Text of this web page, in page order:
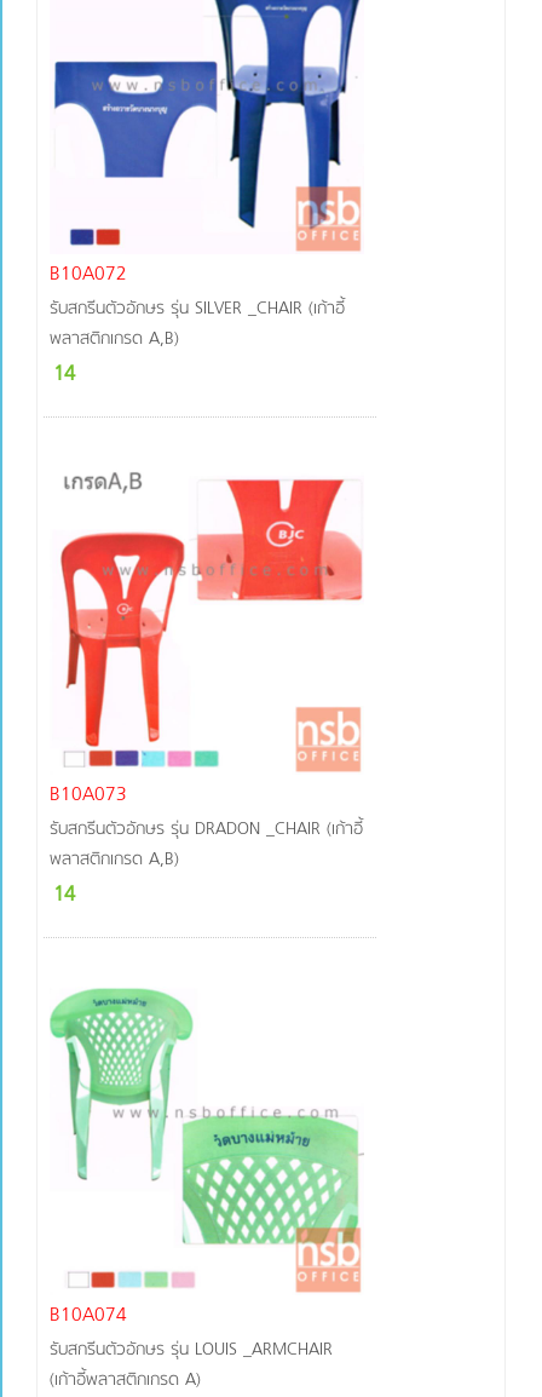
B10A072
รับสกรีนตัวอักษร รุ่น SILVER _CHAIR (เก้าอี้
พลาสติกเกรด A,B)
14
B10A073
รับสกรีนตัวอักษร รุ่น DRADON _CHAIR (เก้าอี้
พลาสติกเกรด A,B)
14
B10A074
รับสกรีนตัวอักษร รุ่น LOUIS _ARMCHAIR
(เก้าอี้พลาสติกเกรด A)